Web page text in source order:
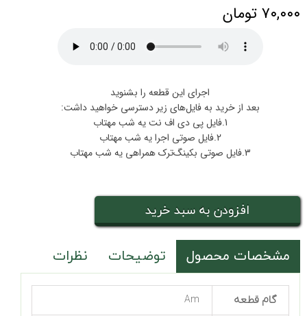
۷۰,۰۰۰ تومان
اجرای این قطعه را بشنوید
بعد از خرید به فایل‌های زیر دسترسی خواهید داشت:
1.فایل پی دی اف نت یه شب مهتاب
2.فایل صوتی اجرا یه شب مهتاب
3.فایل صوتی بکینگ‌ترک همراهی یه شب مهتاب
افزودن به سبد خرید
مشخصات محصول توضیحات نظرات
گام قطعه Am